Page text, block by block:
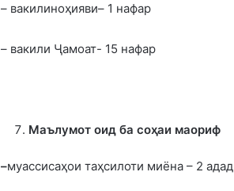
– вакилиноҳияви– 1 нафар
– вакили Ҷамоат- 15 нафар
Маълумот оид ба соҳаи маориф
–муассисаҳои таҳсилоти миёна – 2 адад